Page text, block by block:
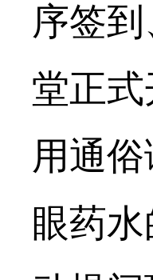
序签
堂正
用通
眼药